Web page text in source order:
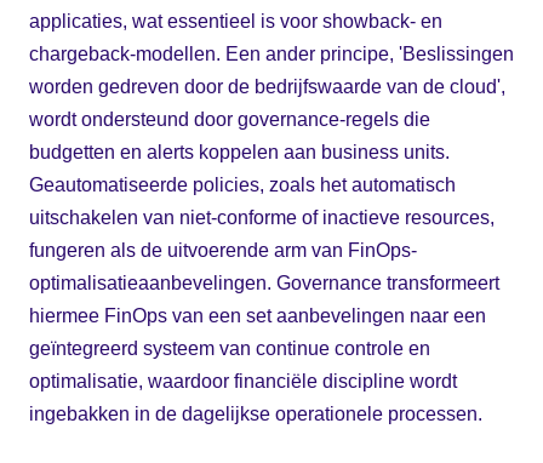
applicaties, wat essentieel is voor showback- en
chargeback-modellen. Een ander principe, 'Beslissingen
worden gedreven door de bedrijfswaarde van de cloud',
wordt ondersteund door governance-regels die
budgetten en alerts koppelen aan business units.
Geautomatiseerde policies, zoals het automatisch
uitschakelen van niet-conforme of inactieve resources,
fungeren als de uitvoerende arm van FinOps-
optimalisatieaanbevelingen. Governance transformeert
hiermee FinOps van een set aanbevelingen naar een
geïntegreerd systeem van continue controle en
optimalisatie, waardoor financiële discipline wordt
ingebakken in de dagelijkse operationele processen.